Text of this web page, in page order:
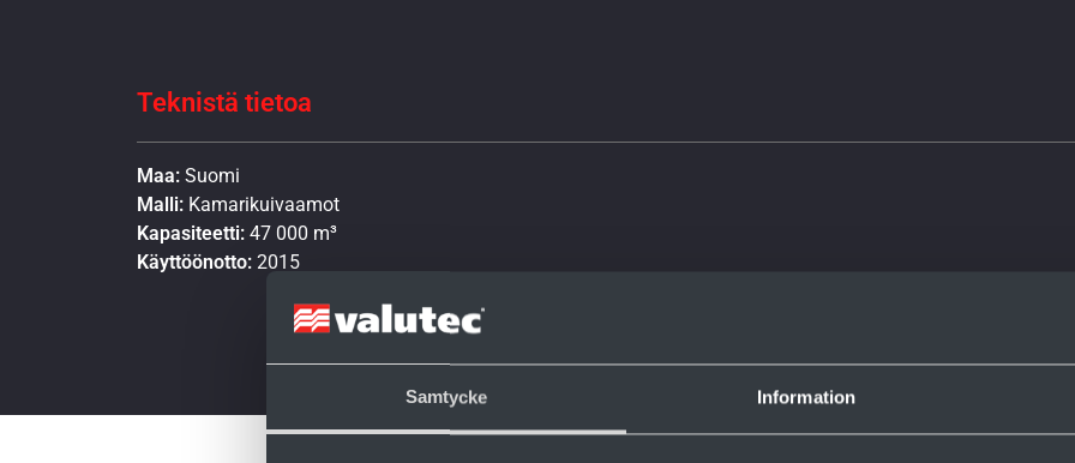
Samtycke Information
Teknistä tietoa
Maa: Suomi
Malli: Kamarikuivaamot
Kapasiteetti: 47 000 m³
Käyttöönotto: 2015